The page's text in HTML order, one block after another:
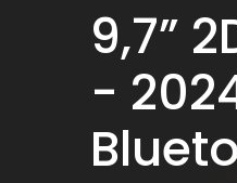
9,7”
-